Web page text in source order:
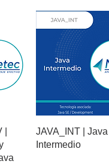
JAVA_INT | Java
Intermedio